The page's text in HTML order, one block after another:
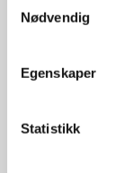
Nødvendig
Egenskaper
Statistikk
Tungbil
19